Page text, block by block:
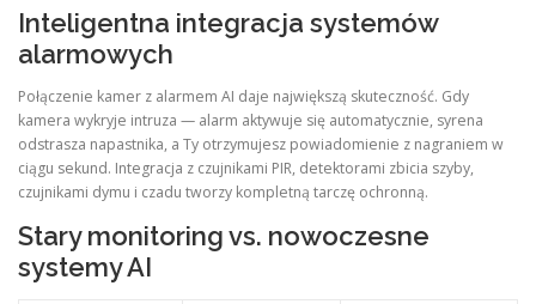
Inteligentna integracja systemów
alarmowych
Połączenie kamer z alarmem AI daje największą skuteczność. Gdy
kamera wykryje intruza — alarm aktywuje się automatycznie, syrena
odstrasza napastnika, a Ty otrzymujesz powiadomienie z nagraniem w
ciągu sekund. Integracja z czujnikami PIR, detektorami zbicia szyby,
czujnikami dymu i czadu tworzy kompletną tarczę ochronną.
Stary monitoring vs. nowoczesne
systemy AI